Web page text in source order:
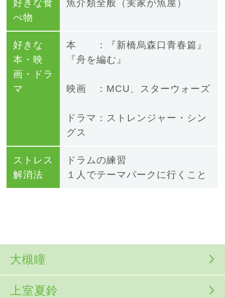
好きな食
べ物
魚介類全般（実家が魚屋）
好きな
本・映
画・ドラ
マ
本 ：『新橋烏森口青春篇』
『舟を編む』
映画 ： MCU、スターウォーズ
ドラマ：ストレンジャー・シン
グス
ストレス
解消法
ドラムの練習
１人でテーマパークに行く こと
大槻瞳
上室夏鈴